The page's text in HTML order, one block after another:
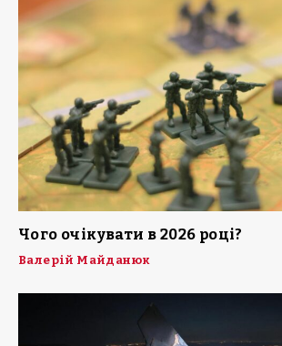
Чого очікувати в 2026 році?
Валерій Майданюк